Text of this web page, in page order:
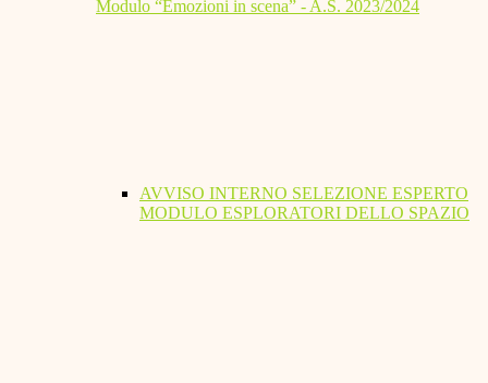
Modulo “Emozioni in scena” - A.S. 2023/2024
AVVISO INTERNO SELEZIONE ESPERTO
MODULO ESPLORATORI DELLO SPAZIO